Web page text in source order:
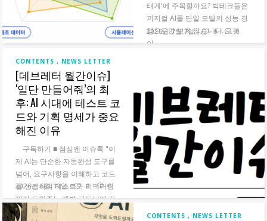
태계'에 주목할까요?‍ 빅테크들은
피지컬 AI를 단일 모델의 성능 경
쟁으로만 보지 않습니다. 로봇
이...
2026년 7월 7일 0 0
CONTENTS NEWS LETTER
[데브레터 월간이슈]
‘일단 만들어줘’의 최
후: AI 시대에 테스트 코
드와 기획 명세가 중요
해진 이유
구독하기 ■ 점심엔 이슈톡‍ "이
제 AI는 단순한 자동완성 도구를
넘어, 요구사항을 이해하고 코드
를 생성하며 테스트와 리팩터링
까지 도와주는 개발 파트너에 가
까워지고...
2026년 6월 19일 0 0
CONTENTS NEWS LETTER